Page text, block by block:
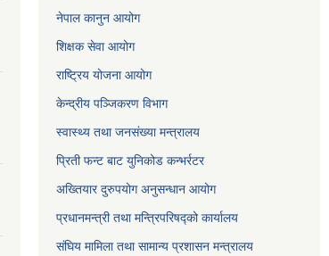
नेपाल कानुन आयोग
शिक्षक सेवा आयोग
राष्ट्रिय योजना आयोग
केन्द्रीय पञ्जिकरण विभाग
स्वास्थ्य तथा जनसंख्या मन्त्रालय
प्रिती फन्ट बाट युनिकोड कन्भर्रटर
अख्तियार दुरुपयोग अनुसन्धान आयोग
प्रधानमन्त्री तथा मन्त्रिपरिषद्को कार्यालय
संघिय मामिला तथा सामान्य प्रशासन मन्त्रालय